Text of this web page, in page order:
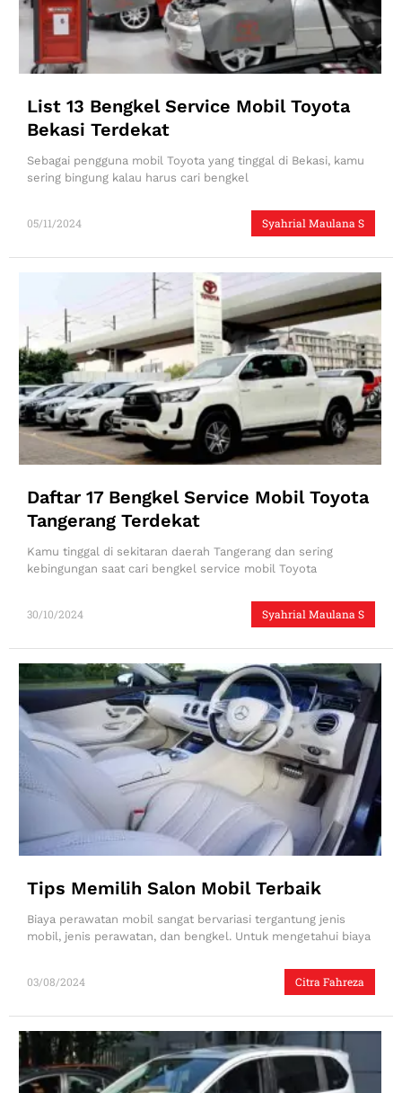
List 13 Bengkel Service Mobil Toyota
Bekasi Terdekat
Syahrial Maulana S
05/11/2024
Sebagai pengguna mobil Toyota yang tinggal di Bekasi, kamu
sering bingung kalau harus cari bengkel
Daftar 17 Bengkel Service Mobil Toyota
Tangerang Terdekat
Syahrial Maulana S
30/10/2024
Kamu tinggal di sekitaran daerah Tangerang dan sering
kebingungan saat cari bengkel service mobil Toyota
Tips Memilih Salon Mobil Terbaik
Citra Fahreza
03/08/2024
Biaya perawatan mobil sangat bervariasi tergantung jenis
mobil, jenis perawatan, dan bengkel. Untuk mengetahui biaya